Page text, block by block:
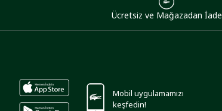
Ücretsiz ve Mağazadan İade
Mobil uygulamamızı
keşfedin!